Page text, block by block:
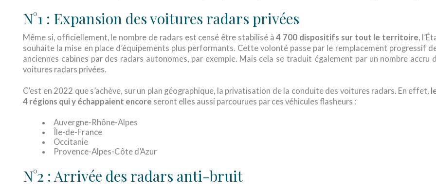
N°1 : Expansion des voitures radars privées
Même si, officiellement, le nombre de radars est censé être stabilisé à4 700 dispositifs sur tout le territoire,
souhaite la mise en place d’équipements plus performants. Cette volonté passe par le remplacement progressif
anciennes cabines par des radars autonomes, par exemple. Mais cela se traduit également par un nombre accru
voitures radars privées.
C’est en 2022 que s’achève, sur un plan géographique, la privatisation de la conduite des voitures radars. En effet,
4 régions qui y échappaient encore seront elles aussi parcourues par ces véhicules flasheurs :
Auvergne-Rhône-Alpes
Île-de-France
Occitanie
Provence-Alpes-Côte d’Azur
N°2 : Arrivée des radars anti-bruit